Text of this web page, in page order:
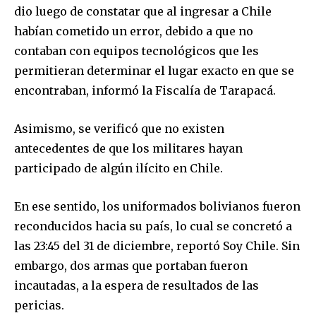
dio luego de constatar que al ingresar a Chile
habían cometido un error, debido a que no
contaban con equipos tecnológicos que les
permitieran determinar el lugar exacto en que se
encontraban, informó la Fiscalía de Tarapacá.
Asimismo, se verificó que no existen
antecedentes de que los militares hayan
participado de algún ilícito en Chile.
En ese sentido, los uniformados bolivianos fueron
reconducidos hacia su país, lo cual se concretó a
las 23:45 del 31 de diciembre, reportó Soy Chile. Sin
embargo, dos armas que portaban fueron
incautadas, a la espera de resultados de las
pericias.